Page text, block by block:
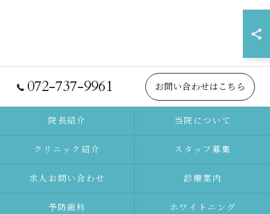
072-737-9961 お問い合わせはこちら
院長紹介 当院について
クリニック紹介 スタッフ募集
求人お問い合わせ 診療案内
予防⻭科 ホワイトニング